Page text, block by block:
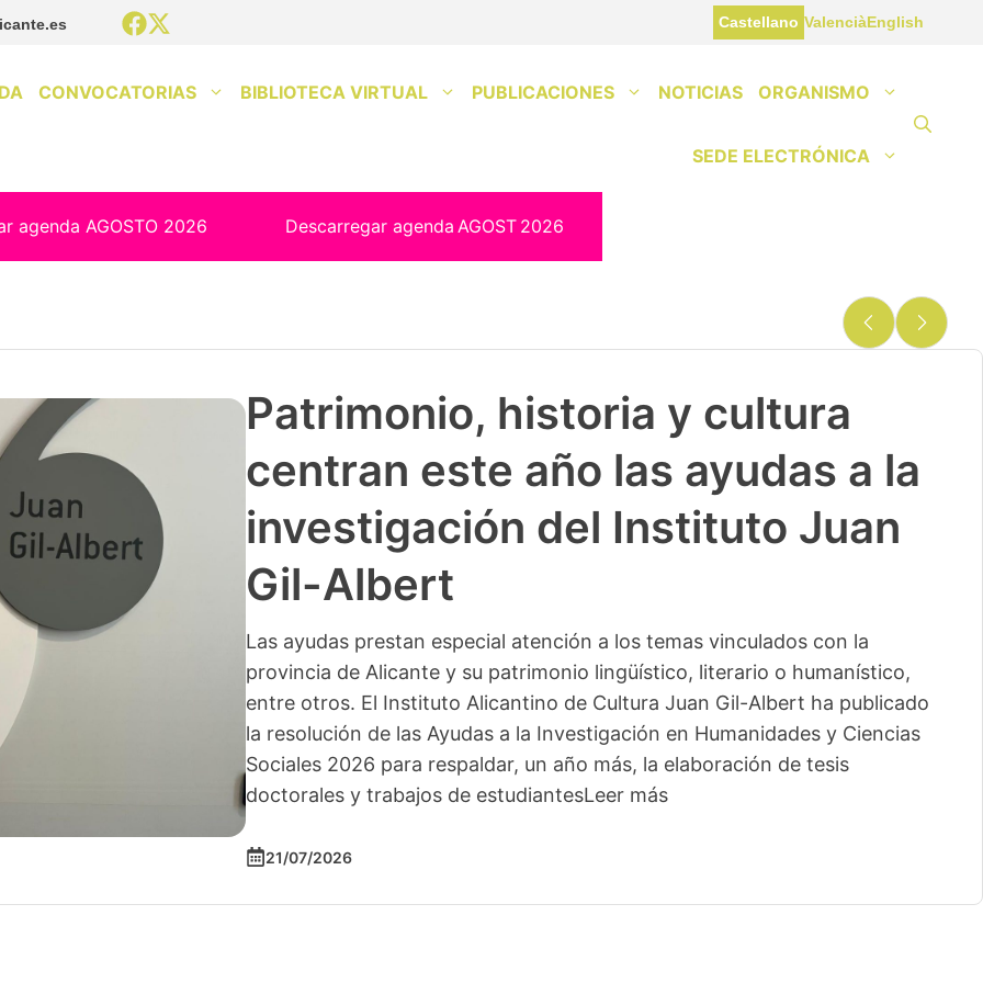
Castellano ValenciàEnglish
CONVOCATORIAS BIBLIOTECA VIRTUAL PUBLICACIONES NOTICIAS ORGANISMO
SEDE ELECTRÓNICA
agenda AGOSTO 2026 Descarregar agenda AGOST 2026
Patrimonio, historia y cultura
centran este año las ayudas a la
investigación del Instituto Juan
Gil-Albert
Las ayudas prestan especial atención a los temas vinculados con la
provincia de Alicante y su patrimonio lingüístico, literario o humanístico,
entre otros. El Instituto Alicantino de Cultura Juan Gil-Albert ha publicado
la resolución de las Ayudas a la Investigación en Humanidades y Ciencias
Sociales 2026 para respaldar, un año más, la elaboración de tesis
doctorales y trabajos de estudiantesLeer más
21/07/2026